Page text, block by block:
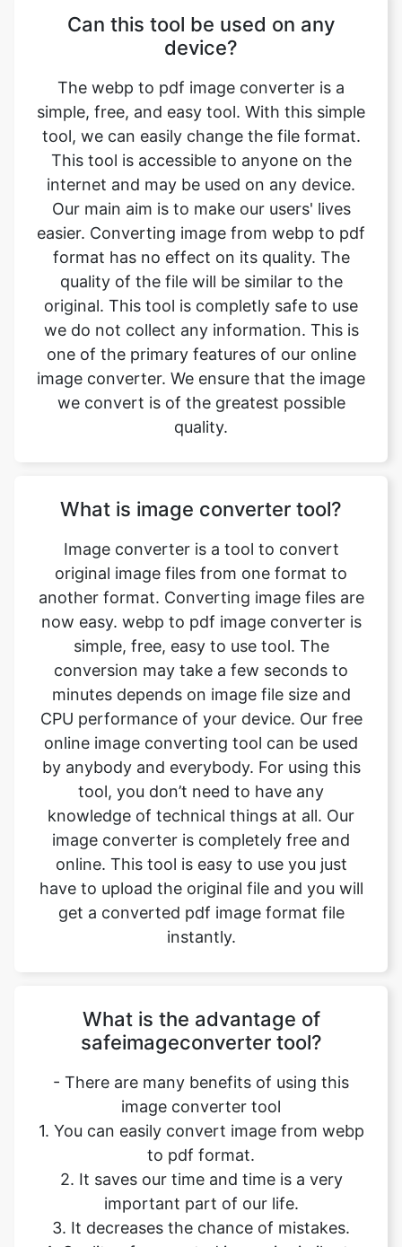
Can this tool be used on any
device?
The webp to pdf image converter is a
simple, free, and easy tool. With this simple
tool, we can easily change the file format.
This tool is accessible to anyone on the
internet and may be used on any device.
Our main aim is to make our users' lives
easier. Converting image from webp to pdf
format has no effect on its quality. The
quality of the file will be similar to the
original. This tool is completly safe to use
we do not collect any information. This is
one of the primary features of our online
image converter. We ensure that the image
we convert is of the greatest possible
quality.
What is image converter tool?
Image converter is a tool to convert
original image files from one format to
another format. Converting image files are
now easy. webp to pdf image converter is
simple, free, easy to use tool. The
conversion may take a few seconds to
minutes depends on image file size and
CPU performance of your device. Our free
online image converting tool can be used
by anybody and everybody. For using this
tool, you don’t need to have any
knowledge of technical things at all. Our
image converter is completely free and
online. This tool is easy to use you just
have to upload the original file and you will
get a converted pdf image format file
instantly.
What is the advantage of
safeimageconverter tool?
- There are many benefits of using this
image converter tool
1. You can easily convert image from webp
to pdf format.
2. It saves our time and time is a very
important part of our life.
3. It decreases the chance of mistakes.